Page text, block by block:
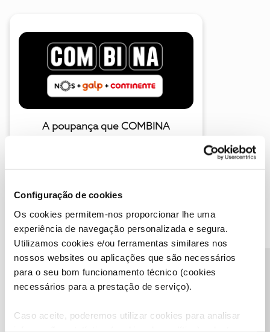
Configuração de cookies
Os cookies permitem-nos proporcionar lhe uma
experiência de navegação personalizada e segura.
Utilizamos cookies e/ou ferramentas similares nos
nossos websites ou aplicações que são necessários
para o seu bom funcionamento técnico (cookies
necessários para a prestação de serviço).
Caso aceite, poderemos utilizar cookies para analisar
A poupança que COMBINA
Descubra as novidades de junho